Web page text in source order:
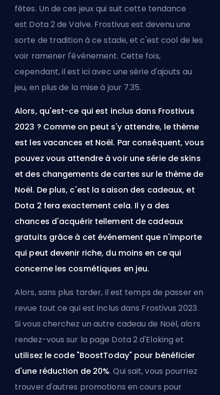
fêtes. Un de ces jeux qui suit cette tendance
est Dota 2 de Valve. Frostivus est devenu une
sorte de tradition à ce stade, et c'est cool de les
voir ramener l'événement. Cette fois,
cependant, il est ici avec une série d'ajouts au
jeu, en plus de la mise à jour 7.35.
Alors, qu'est-ce qui est inclus dans Frostivus
2023 ? Comme on peut s'y attendre, le thème
est les vacances et Noël. Par conséquent, vous
pouvez vous attendre à voir une série de skins
et des changements de cartes sur le thème de
Noël. De plus, c'est la saison des cadeaux, et
Dota 2 fera exactement cela. Il y a des
chances d'acquérir tellement de cadeaux
gratuits grâce à cet événement que n'importe
qui peut devenir riche, du moins en ce qui
concerne les cosmétiques en jeu.
Alors, sans plus tarder, il est temps de passer en
revue tout ce qui est inclus dans Frostivus 2023.
Si vous cherchez un autre cadeau de Noël, alors
rendez-vous sur la page Dota 2 d'Eloking et
utilisez le code "BoostToday" pour bénéficier
d'une réduction de 20%. Qui sait, vous pourriez
trouver d'autres promotions en cours pour